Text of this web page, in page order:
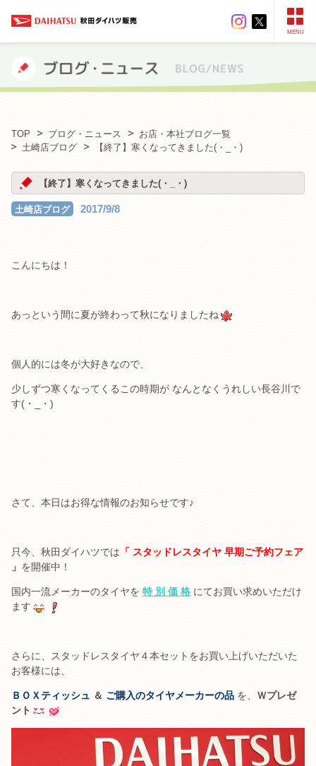
MENU
TOP ブログ・ニュース
お店・本社ブログ一覧
土崎店ブログ
【終了】寒くなってきました(・_・)
【終了】寒くなってきました(・_・)
土崎店ブログ 2017/9/8
こんにちは！
あっという間に夏が終わって秋になりましたね
個人的には冬が大好きなので、
少しずつ寒くなってくるこの時期が なんとなくうれしい長谷川で
す(・_・)
さて、本日はお得な情報のお知らせです♪
只今、秋田ダイハツでは 「 スタッドレスタイヤ 早期ご予約フェア
」 を開催中！
国内一流メーカーのタイヤを 特 別 価 格 にてお買い求めいただけ
ます
さらに、スタッドレスタイヤ４本セットをお買い上げいただいた
お客様には、
ＢＯＸティッシュ ＆ ご購入のタイヤメーカーの品 を、 Ｗプレゼ
ント